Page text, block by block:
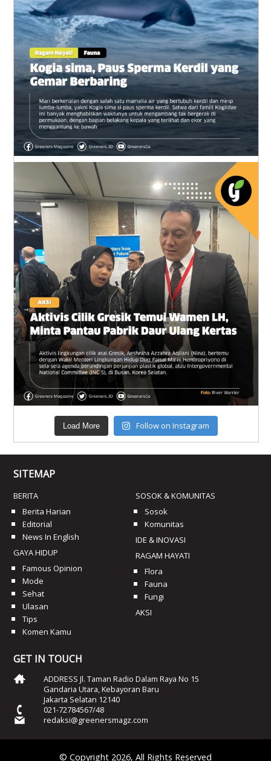
Load More Follow on Instagram
SITEMAP
BERITA
Berita Harian
Editorial
News In English
GAYA HIDUP
Famous Opinion
Mode
Sehat
Ulasan
Tips
Komen Kamu
SOSOK & KOMUNITAS
Sosok
Komunitas
IDE & INOVASI
RAGAM HAYATI
Flora
Fauna
Fungi
AKSI
GET IN TOUCH
ADDRESS Jl. Taman Radio Dalam Raya No 15
Gandaria Utara, Kebayoran Baru
Jakarta Selatan 12140
021-72784567/48
redaksi@greenersmagz.com
© Copyright 2026, All Rights Reserved